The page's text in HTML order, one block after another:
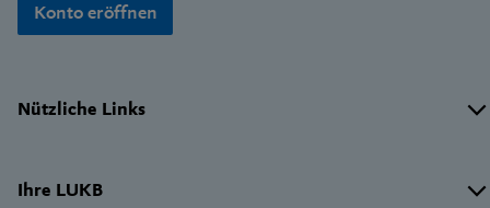
Konto eröffnen
Nützliche Links
Ihre LUKB